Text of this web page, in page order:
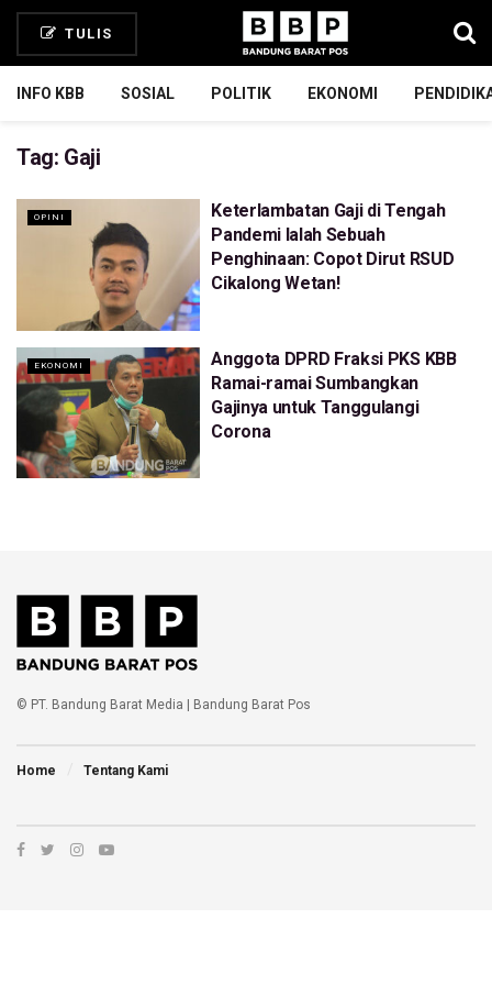
TULIS
INFO KBB SOSIAL POLITIK EKONOMI
Tag: Gaji
OPINI
Keterlambatan Gaji di Tengah
Pandemi Ialah Sebuah
Penghinaan: Copot Dirut RSUD
Cikalong Wetan!
EKONOMI
Anggota DPRD Fraksi PKS KBB
Ramai-ramai Sumbangkan
Gajinya untuk Tanggulangi
Corona
© PT. Bandung Barat Media | Bandung Barat Pos
Home Tentang Kami